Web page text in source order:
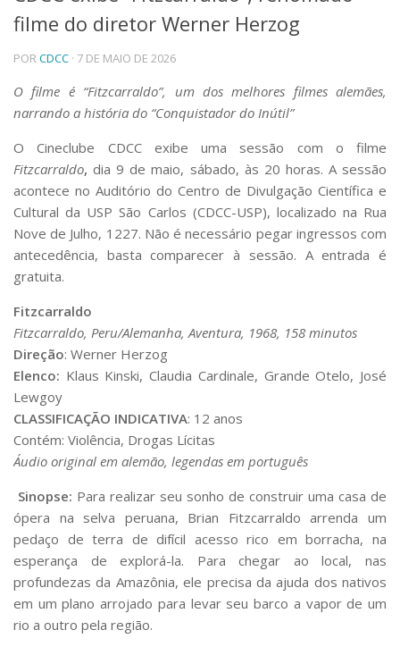
Telefones e Mapas
Pessoas
Ensino
Graduação
Pós-Graduação
Cursos de Extensão
Pesquisa e Inovação
Linhas de Pesquisa
Centros, Núcleos e Projetos em Rede
Pós-doutorado
Iniciação Científica
Transferência de Tecnologia
Extensão à Comunidade
Projetos, Programas e Cursos
Artes, Cultura e Esportes
Museus e Espaços Interativos
Serviços
Bibliotecas
Apoio ao Estudante
Segurança, Trânsito e Prevenção
RH, Administrativo e Financeiro
Outros serviços
Comunicação
Assessorias e Mídias
Aplicativos e Sites
Jornal da USP
Agenda de Eventos
Defesa de Teses
filme do diretor Werner Herzog
PORCDCC · 7 DE MAIO DE 2026
O filme é “Fitzcarraldo”, um dos melhores filmes alemães,
narrando a história do “Conquistador do Inútil”
O Cineclube CDCC exibe uma sessão com o filme
Fitzcarraldo,dia 9 de maio, sábado, às 20 horas. A sessão
acontece no Auditório do Centro de Divulgação Científica e
Cultural da USP São Carlos (CDCC-USP), localizado na Rua
Nove de Julho, 1227. Não é necessário pegar ingressos com
antecedência, basta comparecer à sessão. A entrada é
gratuita.
Fitzcarraldo
Fitzcarraldo, Peru/Alemanha, Aventura, 1968, 158 minutos
Direção: Werner Herzog
Elenco: Klaus Kinski, Claudia Cardinale, Grande Otelo, José
Lewgoy
CLASSIFICAÇÃO INDICATIVA: 12 anos
Contém: Violência, Drogas Lícitas
Áudio original em alemão, legendas em português
Sinopse: Para realizar seu sonho de construir uma casa de
ópera na selva peruana, Brian Fitzcarraldo arrenda um
pedaço de terra de difícil acesso rico em borracha, na
esperança de explorá-la. Para chegar ao local, nas
profundezas da Amazônia, ele precisa da ajuda dos nativos
em um plano arrojado para levar seu barco a vapor de um
rio a outro pela região.